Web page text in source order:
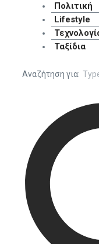
Πολιτική
Lifestyle
Ταξίδια
Αναζήτηση για: